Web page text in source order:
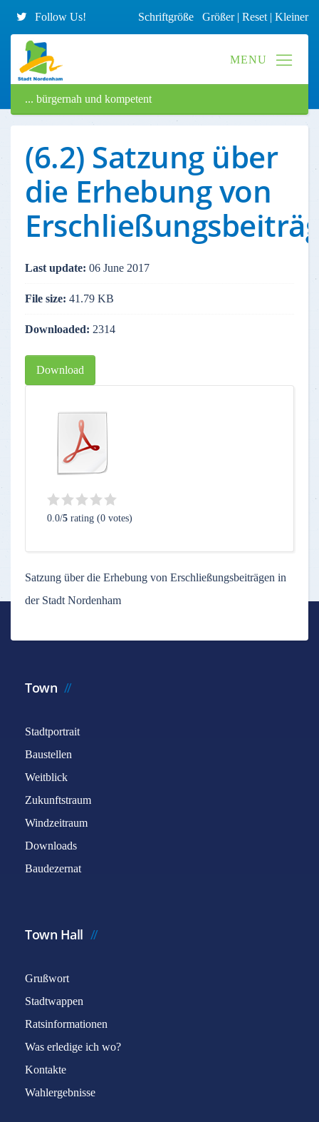
Follow Us! Schriftgröße Größer| Reset | Kleiner
... bürgernah und kompetent
(6.2) Satzung über
die Erhebung von
Last update: 06 June 2017
File size: 41.79 KB
Downloaded: 2314
Download
0.0/5 rating (0 votes)
Satzung über die Erhebung von Erschließungsbeiträgen in
der Stadt Nordenham
Town
Stadtportrait
Baustellen
Weitblick
Zukunftstraum
Windzeitraum
Downloads
Baudezernat
Town Hall
Grußwort
Stadtwappen
Ratsinformationen
Was erledige ich wo?
Kontakte
Wahlergebnisse